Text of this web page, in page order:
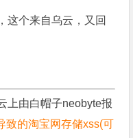
这个来自乌云，又回
上由白帽子neobyte报
致的淘宝网存储xss(可